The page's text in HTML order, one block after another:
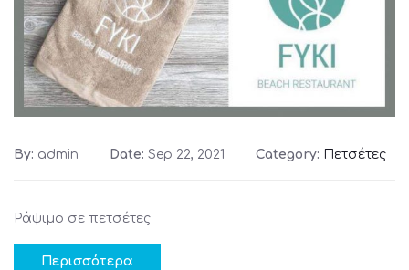
By: admin Date: Sep 22, 2021 Category: Πετσέτες
Ράψιμο σε πετσέτες
Περισσότερα